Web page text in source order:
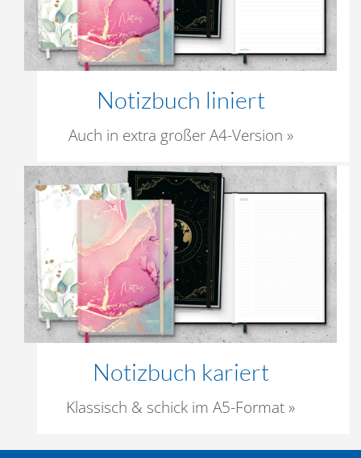
Notizbuch liniert
Auch in extra großer A4-Version »
Notizbuch kariert
Klassisch & schick im A5-Format »